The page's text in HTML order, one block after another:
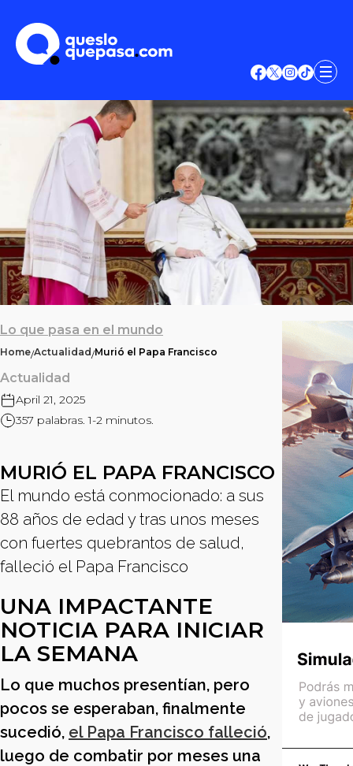
Lo que pasa en el mundo
Home/Actualidad/Murió el Papa Francisco
Actualidad
April 21, 2025
357 palabras. 1-2 minutos.
MURIÓ EL PAPA FRANCISCO
El mundo está conmocionado: a sus
88 años de edad y tras unos meses
con fuertes quebrantos de salud,
falleció el Papa Francisco
UNA IMPACTANTE
NOTICIA PARA INICIAR
LA SEMANA
Lo que muchos presentían, pero
pocos se esperaban, finalmente
sucedió, el Papa Francisco falleció,
luego de combatir por meses una